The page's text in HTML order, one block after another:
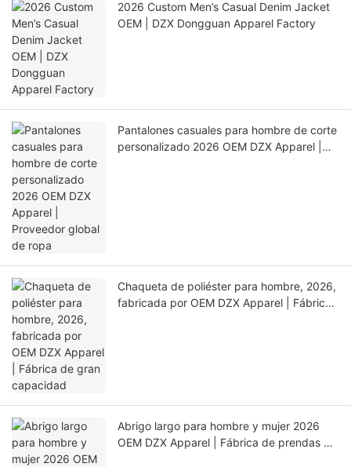
2026 Custom Men’s Casual Denim Jacket
OEM | DZX Dongguan Apparel Factory
Pantalones casuales para hombre de corte
personalizado 2026 OEM DZX Apparel |
Chaqueta de poliéster para hombre, 2026,
fabricada por OEM DZX Apparel | Fábrica
Abrigo largo para hombre y mujer 2026
OEM DZX Apparel | Fábrica de prendas de